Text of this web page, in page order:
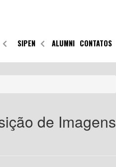
SIPEN ALUMNI CONTATOS
de Imagens